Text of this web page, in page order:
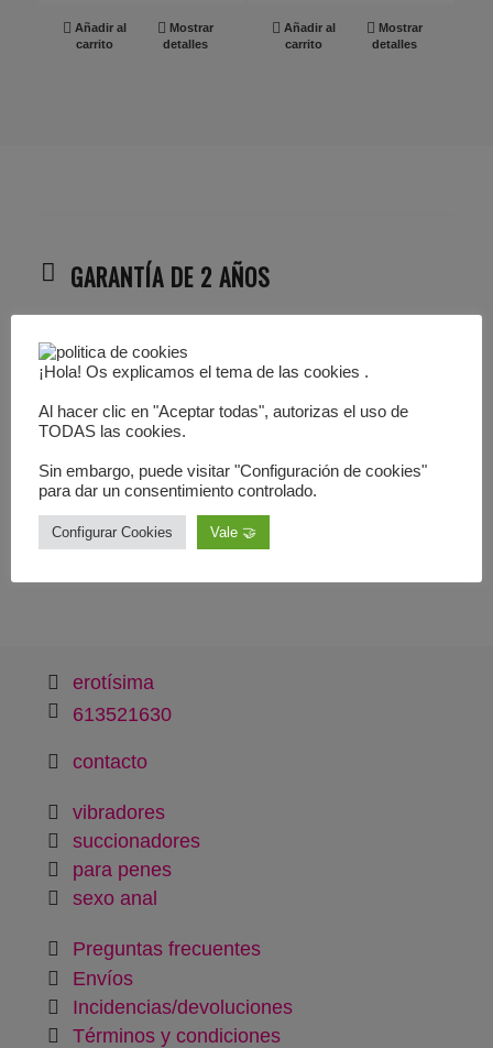
Añadir al
carrito
Mostrar
detalles
Añadir al
carrito
Mostrar
detalles
GARANTÍA DE 2 AÑOS
DISCRECIÓN
SEGURIDAD SSL
DEVOLUCIÓN 1 AÑO
erotísima
613521630
contacto
vibradores
succionadores
para penes
sexo anal
Preguntas frecuentes
Envíos
Incidencias/devoluciones
Términos y condiciones
¡Hola! Os explicamos el tema de las cookies .
Al hacer clic en "Aceptar todas", autorizas el uso de
TODAS las cookies.
Sin embargo, puede visitar "Configuración de cookies"
para dar un consentimiento controlado.
Configurar Cookies Vale 🤝